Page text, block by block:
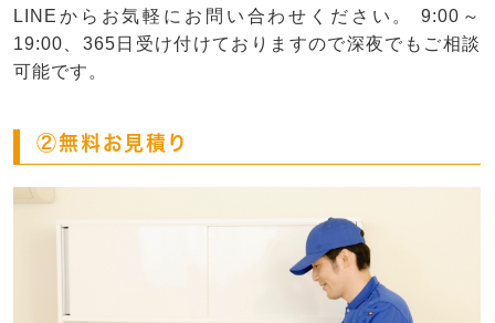
LINEからお気軽にお問い合わせください。 9:00～
19:00、365日受け付けておりますので深夜でもご相談
可能です。
②無料お見積り